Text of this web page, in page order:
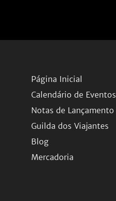
Página Inicial
Calendário de Eventos
Notas de Lançamento
Guilda dos Viajantes
Blog
Mercadoria